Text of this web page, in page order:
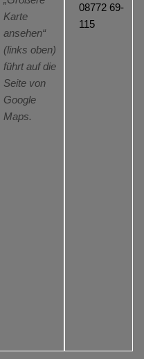
Karte
ansehen“
(links oben)
führt auf die
Seite von
Google
Maps.
08772 69-
115